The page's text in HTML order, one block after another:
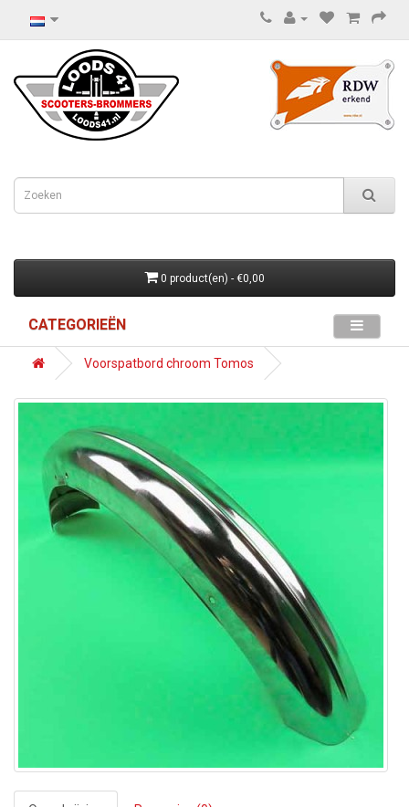
0 product(en) - €0,00
CATEGORIEËN
Voorspatbord chroom Tomos